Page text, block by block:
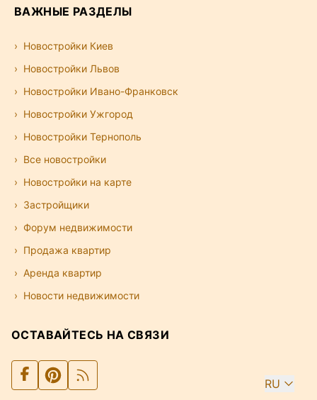
ВАЖНЫЕ РАЗДЕЛЫ
Новостройки Киев
Новостройки Львов
Новостройки Ивано-Франковск
Новостройки Ужгород
Новостройки Тернополь
Все новостройки
Новостройки на карте
Застройщики
Форум недвижимости
Продажа квартир
Аренда квартир
Новости недвижимости
ОСТАВАЙТЕСЬ НА СВЯЗИ
RU